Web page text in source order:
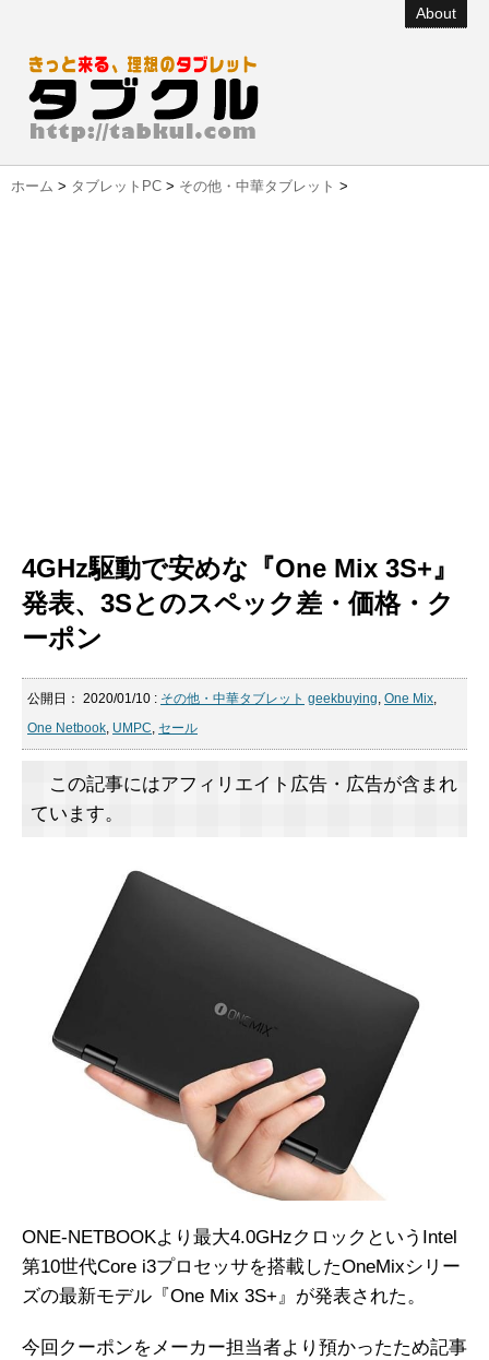
About
ホーム > タブレットPC > その他・中華タブレット >
4GHz駆動で安めな『One Mix 3S+』
発表、3Sとのスペック差・価格・ク
ーポン
公開日： 2020/01/10 : その他・中華タブレット geekbuying, One Mix,
One Netbook, UMPC, セール
この記事にはアフィリエイト広告・広告が含まれ
ています。
ONE-NETBOOKより最大4.0GHzクロックというIntel
第10世代Core i3プロセッサを搭載したOneMixシリー
ズの最新モデル『One Mix 3S+』が発表された。
今回クーポンをメーカー担当者より預かったため記事